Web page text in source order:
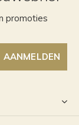
promoties
AANMELDEN